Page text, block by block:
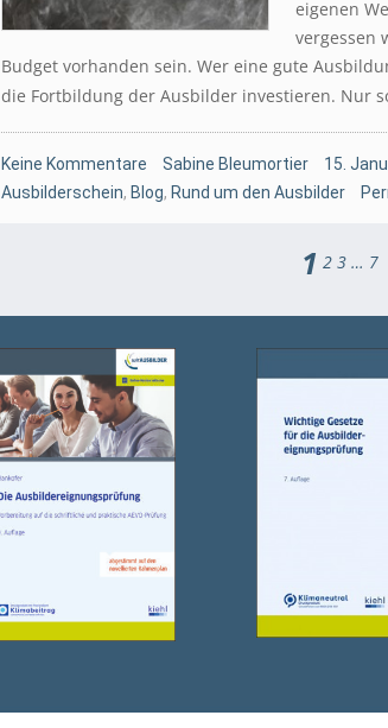
eigenen
vergessen
Budget vorhanden sein. Wer eine gute
die Fortbildung der Ausbilder investieren. Nur
Keine Kommentare Sabine Bleumortier
15.
Ausbilderschein, Blog, Rund um den Ausbilder
1 2 3 … 7